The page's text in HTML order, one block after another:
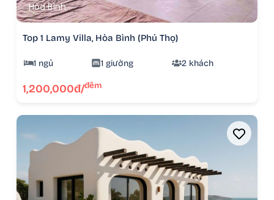
Hòa Bình
Top 1 Lamy Villa, Hòa Bình (Phú Thọ)
1 ngủ 1 giường 2 khách
1,200,000đ/đêm